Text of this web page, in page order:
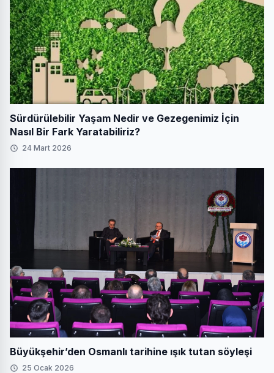
Sürdürülebilir Yaşam Nedir ve Gezegenimiz İçin
Nasıl Bir Fark Yaratabiliriz?
24 Mart 2026
Büyükşehir’den Osmanlı tarihine ışık tutan söyleşi
25 Ocak 2026